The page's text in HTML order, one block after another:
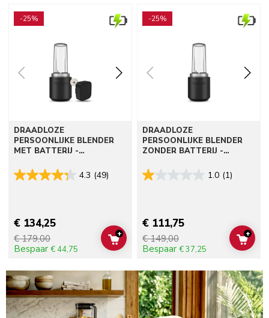
-25%
DRAADLOZE
PERSOONLIJKE BLENDER
MET BATTERIJ -
4.3 (49)
€ 134,25
€ 179,00
Bespaar € 44,75
ADD TO CART
+
-25%
DRAADLOZE
PERSOONLIJKE BLENDER
ZONDER BATTERIJ -
1.0 (1)
€ 111,75
€ 149,00
Bespaar € 37,25
ADD
+